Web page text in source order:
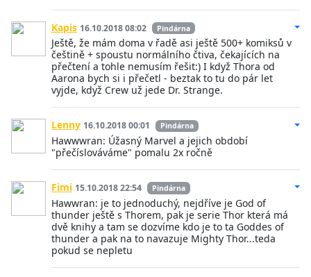
Kapis 16.10.2018 08:02 Pindárna
Ještě, že mám doma v řadě asi ještě 500+ komiksů v
češtině + spoustu normálního čtiva, čekajících na
přečtení a tohle nemusím řešit:) I když Thora od
Aarona bych si i přečetl - beztak to tu do pár let
vyjde, když Crew už jede Dr. Strange.
Lenny 16.10.2018 00:01 Pindárna
Hawwwran: Úžasný Marvel a jejich období
"přečíslováváme" pomalu 2x ročně
Fimi 15.10.2018 22:54 Pindárna
Hawwran: je to jednoduchý, nejdříve je God of
thunder ještě s Thorem, pak je serie Thor která má
dvě knihy a tam se dozvíme kdo je to ta Goddes of
thunder a pak na to navazuje Mighty Thor...teda
pokud se nepletu